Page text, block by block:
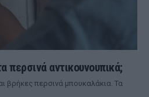
περσινά αντικουνουπικά;
βρήκες περσινά μπουκαλάκια. Τα